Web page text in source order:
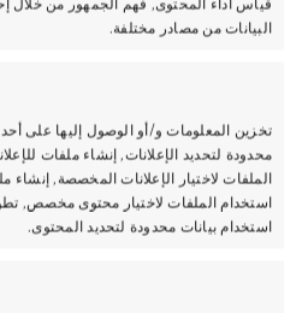
البيانات من مصادر مختلفة.
تخزين المعلومات و/أو الوصول إليها على
محدودة لتحديد الإعلانات, إنشاء ملفات
الملفات لاختيار الإعلانات المخصصة,
استخدام الملفات لاختيار محتوى مخصص,
استخدام بيانات محدودة لتحديد المحتوى.